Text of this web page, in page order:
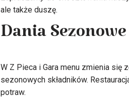
ale także duszę.
Dania
W Z Pieca i Gara menu zmienia się
sezonowych składników.
potraw.